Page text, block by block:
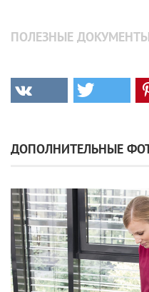
ПОЛЕЗНЫЕ ДОКУМЕНТЫ
ДОПОЛНИТЕЛЬНЫЕ